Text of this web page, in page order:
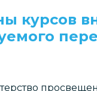
курсов